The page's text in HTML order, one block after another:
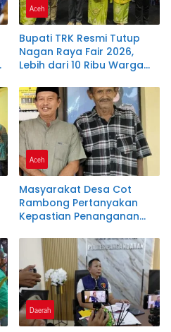
Aceh
Bupati TRK Resmi Tutup
Nagan Raya Fair 2026,
Lebih dari 10 Ribu Warga
Makmue
Aceh
Masyarakat Desa Cot
Rambong Pertanyakan
Kepastian Penanganan
Pemalsuan Tanda Tangan
di Polres Nagan Raya
Daerah